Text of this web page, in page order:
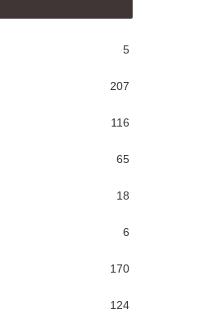
5
207
116
65
18
6
170
124